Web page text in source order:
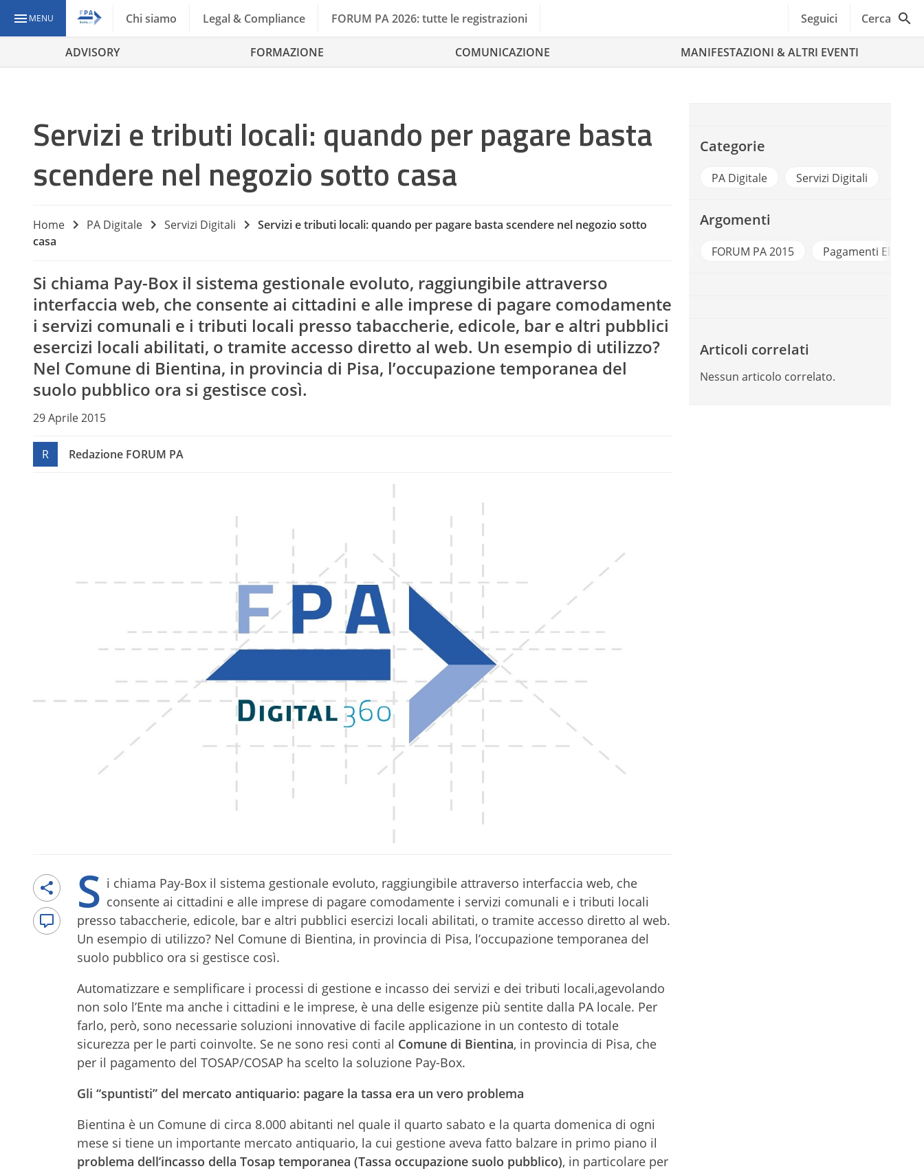
MENU Chi siamo Legal & Compliance FORUM PA 2026: tutte le registrazioni Seguici Cerca
ADVISORY FORMAZIONE COMUNICAZIONE MANIFESTAZIONI & ALTRI EVENTI
Servizi e tributi locali: quando per pagare basta
scendere nel negozio sotto casa
Home PA Digitale Servizi Digitali
Servizi e tributi locali: quando per pagare basta scendere nel negozio sotto
casa
Si chiama Pay-Box il sistema gestionale evoluto, raggiungibile attraverso
interfaccia web, che consente ai cittadini e alle imprese di pagare comodamente
i servizi comunali e i tributi locali presso tabaccherie, edicole, bar e altri pubblici
esercizi locali abilitati, o tramite accesso diretto al web. Un esempio di utilizzo?
Nel Comune di Bientina, in provincia di Pisa, l’occupazione temporanea del
suolo pubblico ora si gestisce così.
29 Aprile 2015
R Redazione FORUM PA
S i chiama Pay-Box il sistema gestionale evoluto, raggiungibile attraverso interfaccia web, che
consente ai cittadini e alle imprese di pagare comodamente i servizi comunali e i tributi locali
presso tabaccherie, edicole, bar e altri pubblici esercizi locali abilitati, o tramite accesso diretto al web.
Un esempio di utilizzo? Nel Comune di Bientina, in provincia di Pisa, l’occupazione temporanea del
suolo pubblico ora si gestisce così.
Automatizzare e semplificare i processi di gestione e incasso dei servizi e dei tributi locali,agevolando
non solo l’Ente ma anche i cittadini e le imprese, è una delle esigenze più sentite dalla PA locale. Per
farlo, però, sono necessarie soluzioni innovative di facile applicazione in un contesto di totale
sicurezza per le parti coinvolte. Se ne sono resi conti al Comune di Bientina, in provincia di Pisa, che
per il pagamento del TOSAP/COSAP ha scelto la soluzione Pay-Box.
Gli “spuntisti” del mercato antiquario: pagare la tassa era un vero problema
Bientina è un Comune di circa 8.000 abitanti nel quale il quarto sabato e la quarta domenica di ogni
mese si tiene un importante mercato antiquario, la cui gestione aveva fatto balzare in primo piano il
problema dell’incasso della Tosap temporanea (Tassa occupazione suolo pubblico), in particolare per
Categorie
PA Digitale Servizi Digitali
Argomenti
FORUM PA 2015 Pagamenti
Articoli correlati
Nessun articolo correlato.